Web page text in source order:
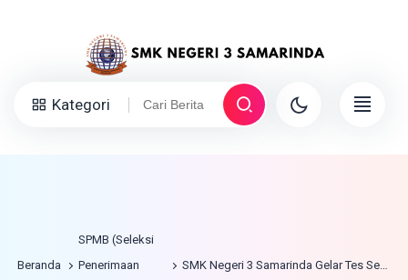
Kategori
Beranda
SPMB (Seleksi
Penerimaan
SMK Negeri 3 Samarinda Gelar Tes Seleksi Kelas Bilingual Cetak Lulusan Berdaya Saing Global